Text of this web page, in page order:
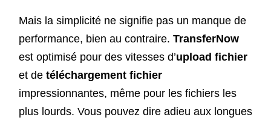
Mais la simplicité ne signifie pas un manque de
performance, bien au contraire. TransferNow
est optimisé pour des vitesses d’upload fichier
et de téléchargement fichier
impressionnantes, même pour les fichiers les
plus lourds. Vous pouvez dire adieu aux longues